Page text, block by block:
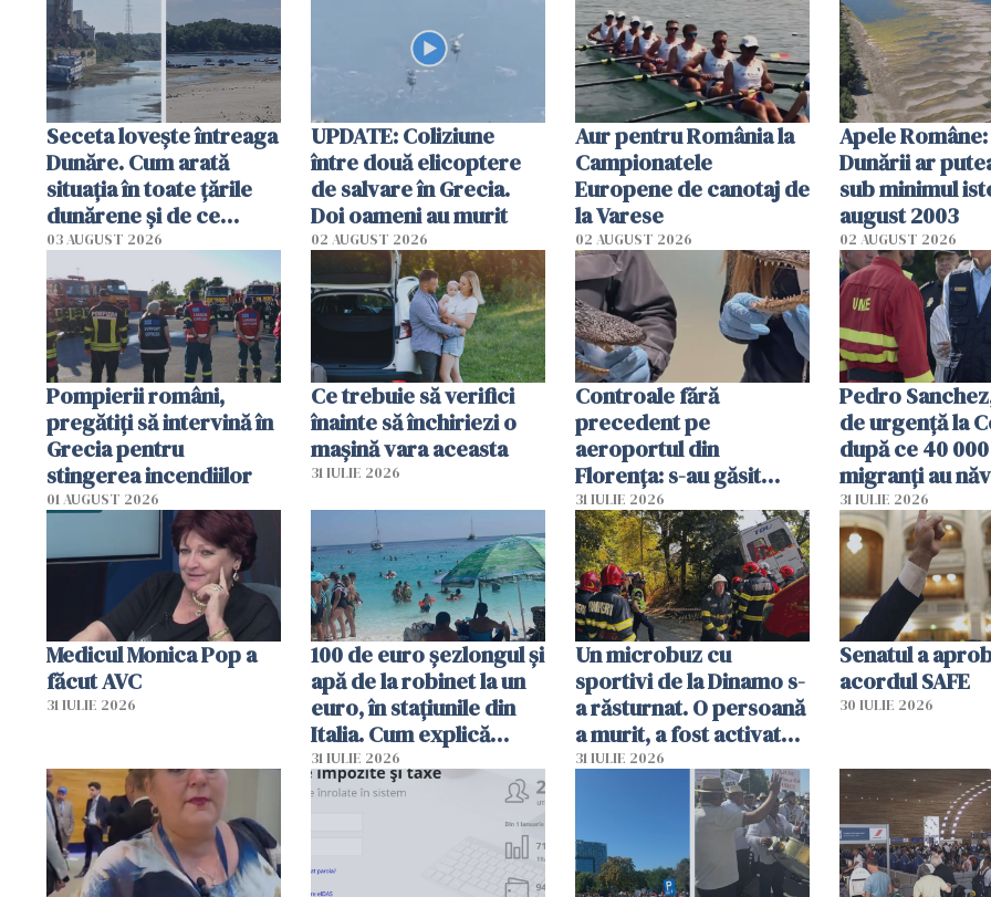
Seceta lovește întreaga
Dunăre. Cum arată
situația în toate țările
dunărene și de ce
România resimte
efectele, deși a plouat
în iulie
03 AUGUST 2026
UPDATE: Coliziune
între două elicoptere
de salvare în Grecia.
Doi oameni au murit
02 AUGUST 2026
Aur pentru România la
Campionatele
Europene de canotaj de
la Varese
02 AUGUST 2026
Apele
Dunării ar
sub minimul
august 2003
02 AUGUST 2026
Pompierii români,
pregătiţi să intervină în
Grecia pentru
stingerea incendiilor
01 AUGUST 2026
Ce trebuie să verifici
înainte să închiriezi o
mașină vara aceasta
31 IULIE 2026
Controale fără
precedent pe
aeroportul din
Florența: s-au găsit
capete de aligator și o
sumă imensă de bani
31 IULIE 2026
Pedro
de urgență la
după ce 40
migranți au
teritoriul
mobiliza toate
resursele"
31 IULIE 2026
Medicul Monica Pop a
făcut AVC
31 IULIE 2026
100 de euro șezlongul și
apă de la robinet la un
euro, în stațiunile din
Italia. Cum explică
autoritățile
31 IULIE 2026
Un microbuz cu
sportivi de la Dinamo s-
a răsturnat. O persoană
a murit, a fost activat
planul roșu de
31 IULIE 2026
Senatul a
acordul SAFE
30 IULIE 2026